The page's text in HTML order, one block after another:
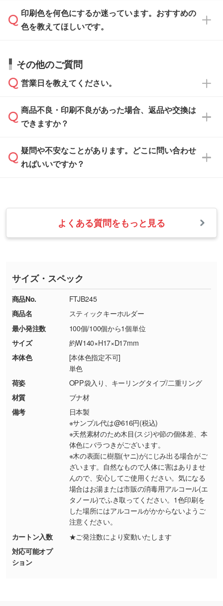
方」をご確認ください。
ムへ添付いただくか、担当スタッフ宛にメール
でお送りください。
い合わせください。
なお、印刷用データの作り方に関する詳細は、
データ作成でお困りの際には、担当スタッフが
サポートいたしますのでお気軽にご相談くださ
から添付してお送りください。
しい
解像度の低い画像や、手書きのイラスト、写真
などを、印刷に適したベクターデータに変換し
・フルカラーデータを1色に変換してほしい
・1色印刷でグラデーションや濃淡を表現した
い
す。→詳しく見る
・コーポレートカラーを使って印刷したい／印
刷色にこだわりがある
DIC・PANTONEなどのカラーチップの指定や、
現物支給による色指定も承っております。→
しく見る
・背景がある画像からキャラクター部分だけを
シンプルな背景のデータや、使いたいキャラク
ター部分の輪郭がはっきりしているデータは切
り抜き処理が可能です。→詳しく見る
・持っているデータの背景が足りない／塗り足
しの作り方が分からない
印刷したいデータが印刷範囲よりも小さい場
合、シンプルな色・柄の背景であれば拡張が可
詳しく見る
・デザインにQRコードを入れたい／QRコード
を生成してほしい
URLをご指定いただければ、QRコードを生成
いたします。配置のご相談にも応じています。
印刷色を何色にするか迷っています。おすすめの
色を教えてほしいです。
お見積・ご注文・
相談いただきますと、担当スタッフがお客様の
ご希望や商品の本体色を確認し、印刷色をご提
本体色がブラック、ネイビーなど濃色の場合は
白色か淡い色の印刷色をおすすめしておりま
本体色がナチュラルなど淡色の場合、印刷をく
っきりと目立たせたいときは濃い印刷色が、柔
らかい雰囲気にしたいときは淡い印刷色が映え
また、お選びいただいた印刷色が本体色に合わ
ない場合や仕上がりに影響しそうな場合は、ス
タッフから別の色をご案内することもございま
その他のご質問
営業日を教えてください。
営業日は平日の10:00～18:00で、土日祝日はお
休みとなります。注文・見積・お問い合わせ
速やかに対応いたします。
商品不良・印刷不良があった場合、返品や交換は
できますか？
お手数をお掛けいたしますが、至急担当スタッ
フまでご連絡ください。商品の状況を確認し、
・お届け時に商品が損傷・故障している場合
・ご注文と異なる商品が届いた場合
・印刷不良があった場合
※詳しくは「商品の良品基準について
ください。
【返品・交換ができない場合】
・お客様の元で商品を加工された場合、または
商品が破損した場合
・商品到着後7日以上経過している場合
・お客様のご都合による返品・交換依頼(商
品・色・数量などの注文間違い等)
疑問や不安なことがあります。どこに問い合わせ
ればいいですか？
業日以内に担当スタッフよりメールにてご連絡
いたします。
お急ぎの場合はお電話でのご質問も受け付けて
TEL：0422-29-9911 営業時間10:00～
18:00(土日祝日除く)
お問い合わせフォームはこちら
よくある質問をもっと見る
サイズ・スペック
商品No.
FTJB245
商品名
スティックキーホルダー
最小発注数
100個/100個から1個単位
サイズ
約W140×H17×D17mm
本体色
[本体色指定不可]
単色
荷姿
OPP袋入り、キーリングタイプ/二重リング
材質
ブナ材
備考
日本製
※サンプル代は@616円(税込)
※天然素材のため木目(スジ)や節の個体差、本
体色にバラつきがございます。
※木の表面に樹脂(ヤニ)がにじみ出る場合がご
ざいます。自然なもので人体に害はありませ
んので、安心してご使用ください。気になる
場合はお湯または市販の消毒用アルコール(エ
タノール)でふき取ってください。1色印刷を
した場所にはアルコールがかからないようご
注意ください。
カートン入数
★ご発注数により変動いたします
対応可能オプ
ション